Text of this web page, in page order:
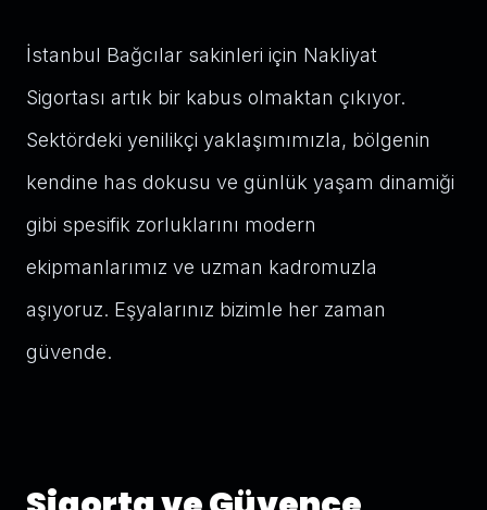
İstanbul Bağcılar sakinleri için Nakliyat
Sigortası artık bir kabus olmaktan çıkıyor.
Sektördeki yenilikçi yaklaşımımızla, bölgenin
kendine has dokusu ve günlük yaşam dinamiği
gibi spesifik zorluklarını modern
ekipmanlarımız ve uzman kadromuzla
aşıyoruz. Eşyalarınız bizimle her zaman
güvende.